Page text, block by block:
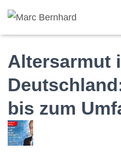
Altersarmut
bis zum